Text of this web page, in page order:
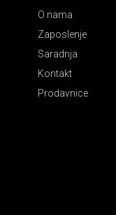
O nama
Zaposlenje
Saradnja
Kontakt
Prodavnice